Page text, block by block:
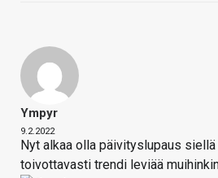
Ympyr
9.2.2022
Nyt alkaa olla päivityslupaus
toivottavasti trendi leviää